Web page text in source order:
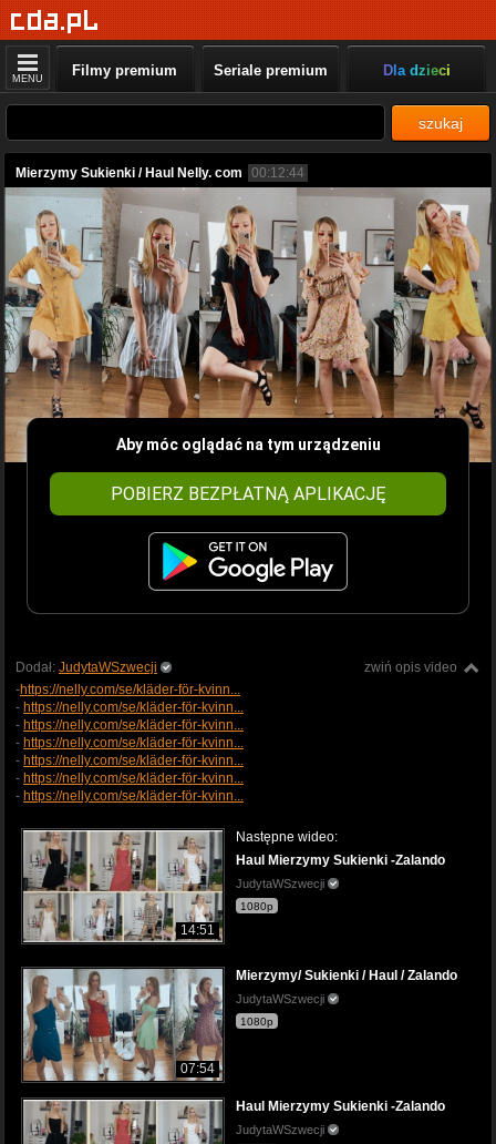
MENU Filmy premium Seriale premium Dla dzieci
szukaj
Mierzymy Sukienki / Haul Nelly. com 00:12:44
Aby móc oglądać na tym urządzeniu
POBIERZ BEZPŁATNĄ APLIKACJĘ
zwiń opis video
Dodał: JudytaWSzwecji
-https://nelly.com/se/kläder-för-kvinn...
- https://nelly.com/se/kläder-för-kvinn...
- https://nelly.com/se/kläder-för-kvinn...
- https://nelly.com/se/kläder-för-kvinn...
- https://nelly.com/se/kläder-för-kvinn...
- https://nelly.com/se/kläder-för-kvinn...
- https://nelly.com/se/kläder-för-kvinn...
14:51
Następne wideo:
Haul Mierzymy Sukienki -Zalando
JudytaWSzwecji
1080p
07:54
Mierzymy/ Sukienki / Haul / Zalando
JudytaWSzwecji
1080p
Haul Mierzymy Sukienki -Zalando
JudytaWSzwecji